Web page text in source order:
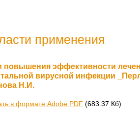
применения
повышения эффективности
вирусной инфекции
Н.И.
в формате Adobe PDF (683.37 Кб)